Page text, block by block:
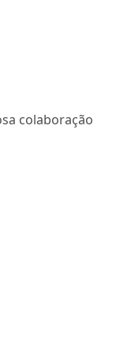
colaboração